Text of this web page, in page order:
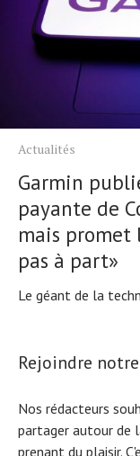
Actualités
Garmin
payante de
mais promet
pas à part»
Le géant de la
Rejoindre
Nos rédacteurs
partager autour de
prenant du plaisir.